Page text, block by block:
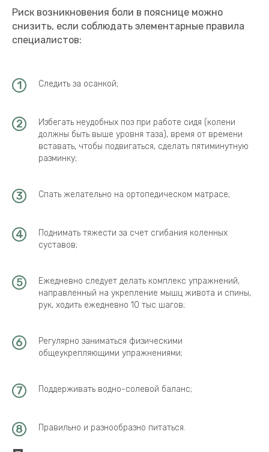
Риск возникновения боли в пояснице можно
снизить, если соблюдать элементарные правила
специалистов:
Следить за осанкой;
Избегать неудобных поз при работе сидя (колени
должны быть выше уровня таза), время от времени
вставать, чтобы подвигаться, сделать пятиминутную
разминку;
Спать желательно на ортопедическом матрасе;
Поднимать тяжести за счет сгибания коленных
суставов;
Ежедневно следует делать комплекс упражнений,
направленный на укрепление мышц живота и спины,
рук, ходить ежедневно 10 тыс шагов;
Регулярно заниматься физическими
общеукрепляющими упражнениями;
Поддерживать водно-солевой баланс;
Правильно и разнообразно питаться.